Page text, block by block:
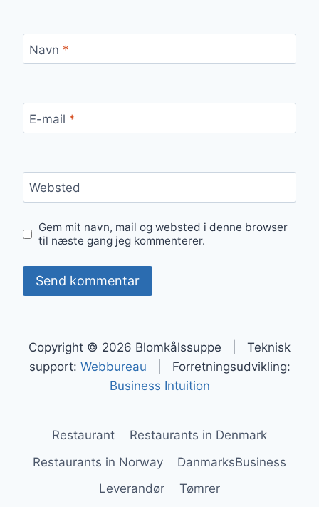
Navn *
E-mail *
Websted
Gem mit navn, mail og websted i denne browser
til næste gang jeg kommenterer.
Copyright © 2026 Blomkålssuppe | Teknisk
support: Webbureau | Forretningsudvikling:
Business Intuition
Restaurant
Restaurants in Denmark
Restaurants in Norway
DanmarksBusiness
Leverandør
Tømrer